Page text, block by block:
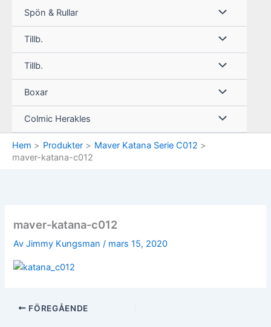
Spön & Rullar
Tillb.
Tillb.
Boxar
Colmic Herakles
Hem Produkter
Maver Katana Serie C012
maver-katana-c012
maver-katana-c012
AvJimmy Kungsman/ mars 15, 2020
FÖREGÅENDE